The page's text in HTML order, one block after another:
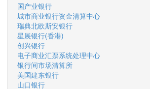
国产业银行
城市商业银行资金清算中心
瑞典北欧斯安银行
星展银行(香港)
创兴银行
电子商业汇票系统处理中心
银行间市场清算所
美国建东银行
山口银行